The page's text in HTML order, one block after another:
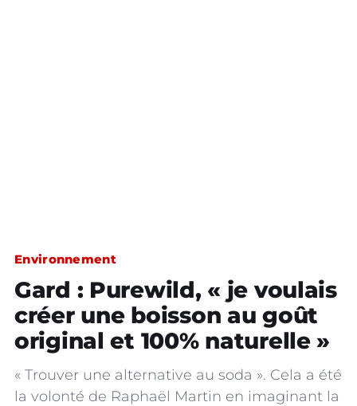
Environnement
Gard : Purewild, « je voulais
créer une boisson au goût
original et 100% naturelle »
« Trouver une alternative au soda ». Cela a été
la volonté de Raphaël Martin en imaginant la